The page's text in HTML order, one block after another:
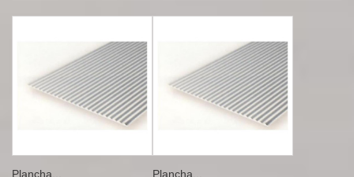
Plancha... Plancha...